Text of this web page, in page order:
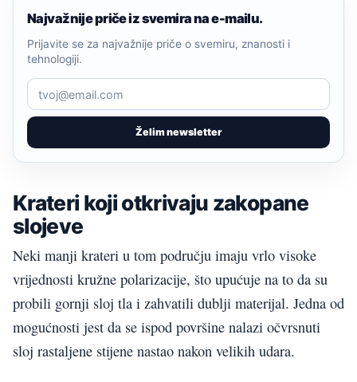
Najvažnije priče iz svemira na e-mailu.
Želim newsletter
Prijavite se za najvažnije priče o svemiru, znanosti i
tehnologiji.
Krateri koji otkrivaju zakopane
slojeve
Neki manji krateri u tom području imaju vrlo visoke
vrijednosti kružne polarizacije, što upućuje na to da su
probili gornji sloj tla i zahvatili dublji materijal. Jedna od
mogućnosti jest da se ispod površine nalazi očvrsnuti
sloj rastaljene stijene nastao nakon velikih udara.